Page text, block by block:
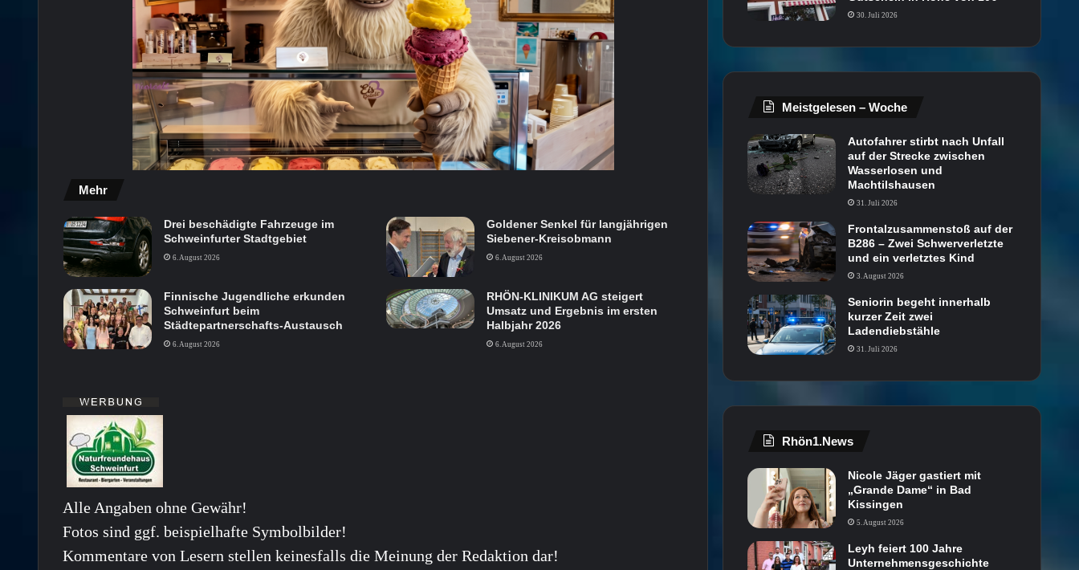
Mehr
Drei beschädigte Fahrzeuge im
Schweinfurter Stadtgebiet
6. August 2026
Goldener Senkel für langjährigen
Siebener-Kreisobmann
6. August 2026
Finnische Jugendliche erkunden
Schweinfurt beim
Städtepartnerschafts-Austausch
6. August 2026
RHÖN-KLINIKUM AG steigert
Umsatz und Ergebnis im ersten
Halbjahr 2026
6. August 2026
Alle Angaben ohne Gewähr!
Fotos sind ggf. beispielhafte Symbolbilder!
Kommentare von Lesern stellen keinesfalls die Meinung der Redaktion dar!
30. Juli 2026
Meistgelesen – Woche
Autofahrer stirbt nach Unfall
auf der Strecke zwischen
Wasserlosen und
Machtilshausen
31. Juli 2026
Frontalzusammenstoß auf der
B286 – Zwei Schwerverletzte
und ein verletztes Kind
3. August 2026
Seniorin begeht innerhalb
kurzer Zeit zwei
Ladendiebstähle
31. Juli 2026
Rhön1.News
Nicole Jäger gastiert mit
„Grande Dame“ in Bad
Kissingen
5. August 2026
Leyh feiert 100 Jahre
Unternehmensgeschichte